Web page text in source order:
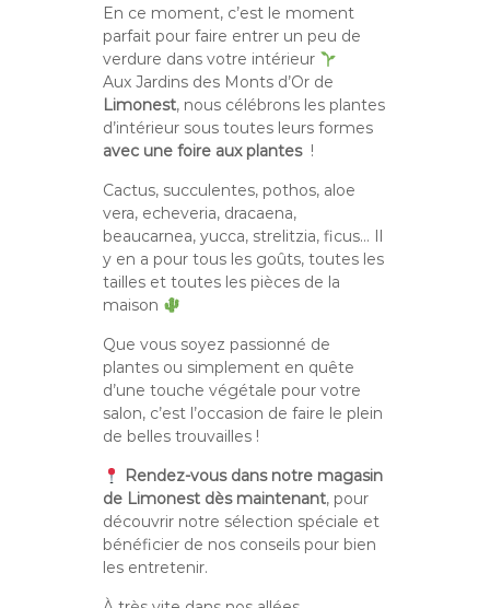
En ce moment, c’est le moment
parfait pour faire entrer un peu de
verdure dans votre intérieur
Aux Jardins des Monts d’Or de
Limonest, nous célébrons les plantes
d’intérieur sous toutes leurs formes
avec une foire aux plantes !
Cactus, succulentes, pothos, aloe
vera, echeveria, dracaena,
beaucarnea, yucca, strelitzia, ficus… Il
y en a pour tous les goûts, toutes les
tailles et toutes les pièces de la
maison
Que vous soyez passionné de
plantes ou simplement en quête
d’une touche végétale pour votre
salon, c’est l’occasion de faire le plein
de belles trouvailles !
Rendez-vous dans notre magasin
de Limonest dès maintenant, pour
découvrir notre sélection spéciale et
bénéficier de nos conseils pour bien
les entretenir.